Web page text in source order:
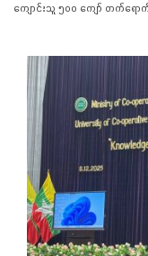
ကျောင်းသူ ၅၀၀ ကျော် တက်ရေ